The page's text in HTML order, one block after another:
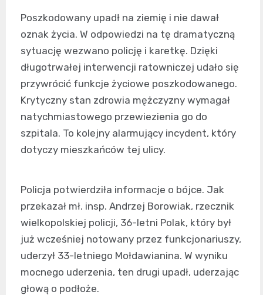
Poszkodowany upadł na ziemię i nie dawał
oznak życia. W odpowiedzi na tę dramatyczną
sytuację wezwano policję i karetkę. Dzięki
długotrwałej interwencji ratowniczej udało się
przywrócić funkcje życiowe poszkodowanego.
Krytyczny stan zdrowia mężczyzny wymagał
natychmiastowego przewiezienia go do
szpitala. To kolejny alarmujący incydent, który
dotyczy mieszkańców tej ulicy.
Policja potwierdziła informacje o bójce. Jak
przekazał mł. insp. Andrzej Borowiak, rzecznik
wielkopolskiej policji, 36-letni Polak, który był
już wcześniej notowany przez funkcjonariuszy,
uderzył 33-letniego Mołdawianina. W wyniku
mocnego uderzenia, ten drugi upadł, uderzając
głową o podłoże.